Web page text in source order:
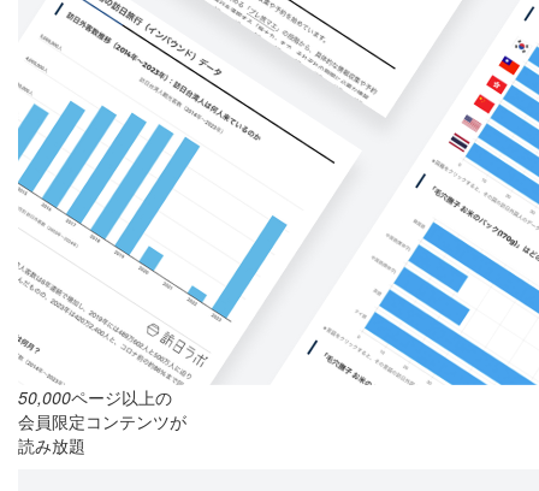
50,000ページ以上の
会員限定コンテンツが
読み放題